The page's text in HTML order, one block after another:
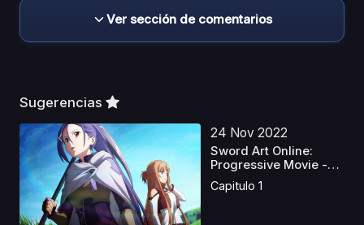
Ver sección de comentarios
Sugerencias
24 Nov 2022
Sword Art Online:
Progressive Movie -
Ho...
Capitulo 1